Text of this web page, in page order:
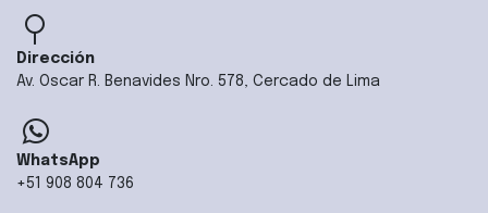
Dirección
Av. Oscar R. Benavides Nro. 578, Cercado de Lima
WhatsApp
+51 908 804 736